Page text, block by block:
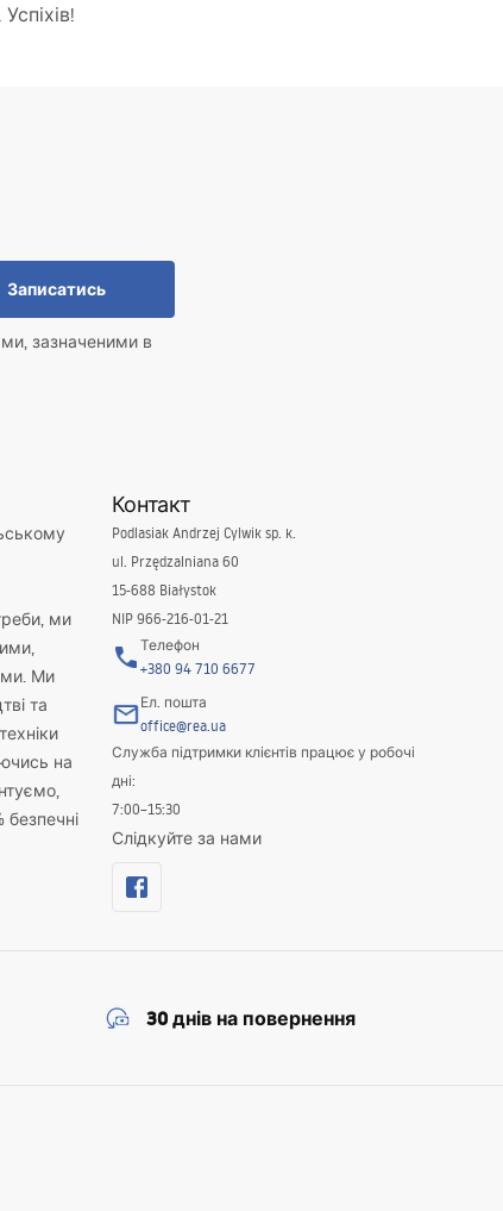
Записатись
зазначеними в
ми
Ми
та
на
безпечні
Контакт
Podlasiak Andrzej Cylwik sp. k.
ul. Przędzalniana 60
15-688 Białystok
NIP 966-216-01-21
Телефон
+380 94 710 6677
Ел. пошта
office@rea.ua
Служба підтримки клієнтів працює у робочі
дні:
7:00–15:30
Слідкуйте за нами
30 днів на повернення